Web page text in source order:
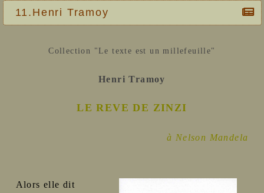
11.Henri Tramoy
Collection "Le texte est un millefeuille"
Henri Tramoy
LE REVE DE ZINZI
à Nelson Mandela
Alors elle dit